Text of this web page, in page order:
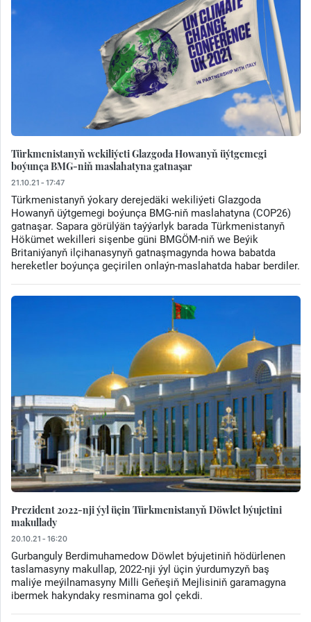
Türkmenistanyň wekiliýeti Glazgoda Howanyň üýtgemegi
boýunça BMG-niň maslahatyna gatnaşar
21.10.21 - 17:47
Türkmenistanyň ýokary derejedäki wekiliýeti Glazgoda
Howanyň üýtgemegi boýunça BMG-niň maslahatyna (COP26)
gatnaşar. Sapara görülýän taýýarlyk barada Türkmenistanyň
Hökümet wekilleri sişenbe güni BMGÖM-niň we Beýik
Britaniýanyň ilçihanasynyň gatnaşmagynda howa babatda
hereketler boýunça geçirilen onlaýn-maslahatda habar berdiler.
Prezident 2022-nji ýyl üçin Türkmenistanyň Döwlet býujetini
makullady
20.10.21 - 16:20
Gurbanguly Berdimuhamedow Döwlet býujetiniň hödürlenen
taslamasyny makullap, 2022-nji ýyl üçin ýurdumyzyň baş
maliýe meýilnamasyny Milli Geňeşiň Mejlisiniň garamagyna
ibermek hakyndaky resminama gol çekdi.